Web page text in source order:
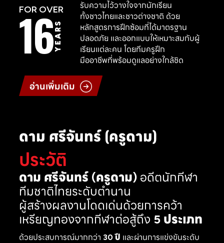
FOR OVER
16YEARS
รับความไว้วางใจจากนักเรียน
ทั้งชาวไทยและชาวต่างชาติ ด้วย
หลักสูตรการฝึกซ้อมที่ได้มาตรฐาน
ปลอดภัย และออกแบบให้เหมาะสมกับผู้
เรียนแต่ละคน โดยทีมครูฝึก
มืออาชีพที่พร้อมดูแลอย่างใกล้ชิด
อ่านเพิ่มเติม
ดาม ศรีจันทร์ (ครูดาม)
ประวัติ
ดาม ศรีจันทร์ (ครูดาม)อดีตนักกีฬา
ทีมชาติไทยระดับตำนาน
ผู้สร้างผลงานโดดเด่นด้วยการคว้า
เหรียญทองจากกีฬาต่อสู้ถึง 5 ประเภท
ด้วยประสบการณ์มากกว่า 30 ปี และผ่านการแข่งขันระดับ